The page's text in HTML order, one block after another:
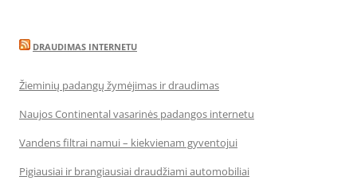
DRAUDIMAS INTERNETU
Žieminių padangų žymėjimas ir draudimas
Naujos Continental vasarinės padangos internetu
Vandens filtrai namui – kiekvienam gyventojui
Pigiausiai ir brangiausiai draudžiami automobiliai